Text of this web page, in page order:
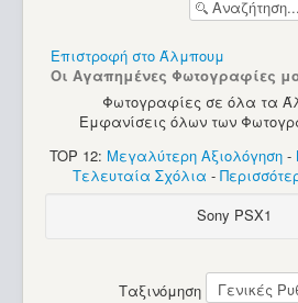
Επιστροφή στο Άλμπουμ
Οι Αγαπημένες Φωτογραφίες
Φωτογραφίες σε όλα τα
Εμφανίσεις όλων των
TOP 12: Μεγαλύτερη Αξιολόγηση -
Τελευταία Σχόλια -
Sony PSX1
Ταξινόμηση